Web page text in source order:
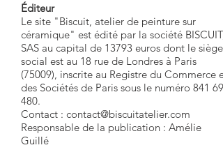
Éditeur
Le site "Biscuit, atelier de peinture sur
céramique" est édité par la société BISCUIT,
SAS au capital de 13793 euros dont le siège
social est au 18 rue de Londres à Paris
(75009), inscrite au Registre du Commerce et
des Sociétés de Paris sous le numéro 841 690
480.
Contact : contact@biscuitatelier.com
Responsable de la publication : Amélie
Guillé